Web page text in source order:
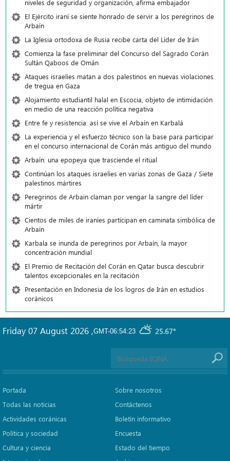
niveles de seguridad y organización, afirma embajador
El Ejército iraní se siente honrado de servir a los peregrinos de
Arbaín
La Iglesia ortodoxa de Rusia recibe carta del Líder de Irán
Comienza la fase preliminar del Concurso del Sagrado Corán
Sultán Qaboos de Omán
Ataques israelíes matan a dos palestinos en nuevas violaciones
de tregua en Gaza
Alojamiento estudiantil halal en Escocia, objeto de intimidación
en medio de una reacción política negativa
Entre fe y resistencia: así se vive el Arbaín en Karbalá
La experiencia y el esfuerzo técnico son la base para participar
en el concurso internacional de Corán más antiguo del mundo
Arbaín: una epopeya que trasciende el ritual
Continúan los ataques israelíes en varias zonas de Gaza / Siete
palestinos mártires
Peregrinos de Arbain claman por vengar la sangre del líder
mártir
Cientos de miles de iraníes participan en caminata simbólica de
Arbaín
Karbala se inunda de peregrinos por Arbaín, la mayor
concentración mundial
El Premio de Recitación del Corán en Qatar busca descubrir
talentos excepcionales en la recitación
Presentación en Indonesia de los logros de Irán en estudios
coránicos
GMT-06:54:23 25.67°
Friday 07 August 2026 ,
Portada
Todas las noticias
Actividades coránicas
Política y sociedad
Cultura y ciencia
Sobre nosotros
Contáctenos
Boletín informativo
Encuesta
Estado del tiempo